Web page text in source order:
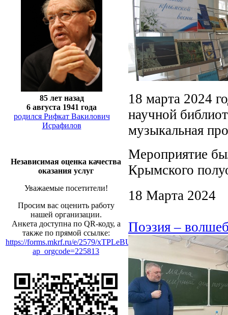
85 лет назад
6 августа 1941 года
родился Рифкат Вакилович
Исрафилов
Независимая оценка качества
оказания услуг
Уважаемые посетители!
Просим вас оценить работу
нашей организации.
Анкета доступна по QR-коду, а
также по прямой ссылке:
https://forms.mkrf.ru/e/2579/xTPLeBU7/?
ap_orgcode=225813
18 марта 2024
научной
музыкальная
Мероприятие
Крымского
18 Марта 2024
Поэзия –